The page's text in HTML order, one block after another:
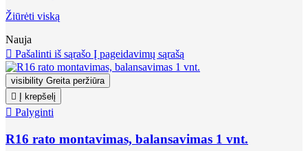
Žiūrėti viską
Nauja
 Pašalinti iš sąrašo Į pageidavimų sąrašą
visibility Greita peržiūra
 Į krepšelį
 Palyginti
R16 rato montavimas, balansavimas 1 vnt.